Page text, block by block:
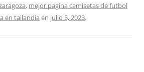
, mejor pagina camisetas de futbol
en tailandia en julio 5, 2023.